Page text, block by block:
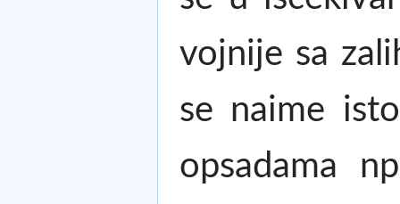
vojnije sa
se naime
opsadama